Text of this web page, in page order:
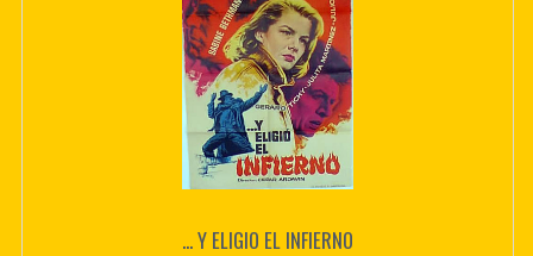
... Y ELIGIO EL INFIERNO